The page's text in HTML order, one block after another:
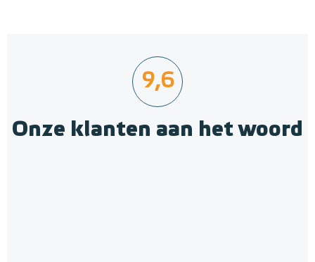
9,6
Onze klanten aan het woord